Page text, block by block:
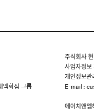
백화점 그룹
주식회사
사업자정보
개인정보관
E-mail :
에이치앤엠